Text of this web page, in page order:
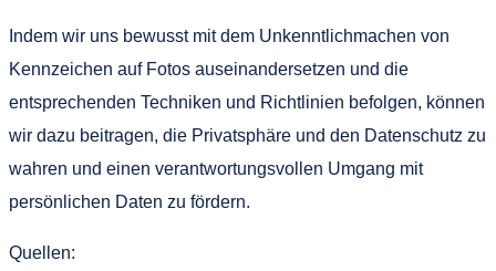
Indem wir uns bewusst mit dem Unkenntlichmachen von
Kennzeichen auf Fotos auseinandersetzen und die
entsprechenden Techniken und Richtlinien befolgen, können
wir dazu beitragen, die Privatsphäre und den Datenschutz zu
wahren und einen verantwortungsvollen Umgang mit
persönlichen Daten zu fördern.
Quellen: